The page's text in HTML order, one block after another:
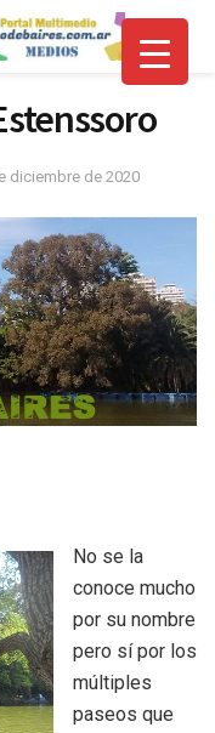
diciembre de 2020
No se la
conoce mucho
por su nombre
pero sí por los
múltiples
paseos que